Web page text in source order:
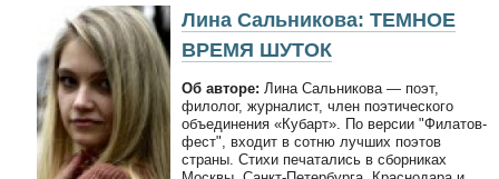
Лина Сальникова: ТЕМНОЕ
ВРЕМЯ ШУТОК
Об авторе: Лина Сальникова — поэт,
филолог, журналист, член поэтического
объединения «Кубарт». По версии "Филатов-
фест", входит в сотню лучших поэтов
страны. Стихи печатались в сборниках